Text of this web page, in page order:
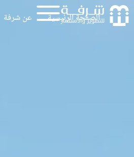
الصفحة الرئيسية عن شرفة